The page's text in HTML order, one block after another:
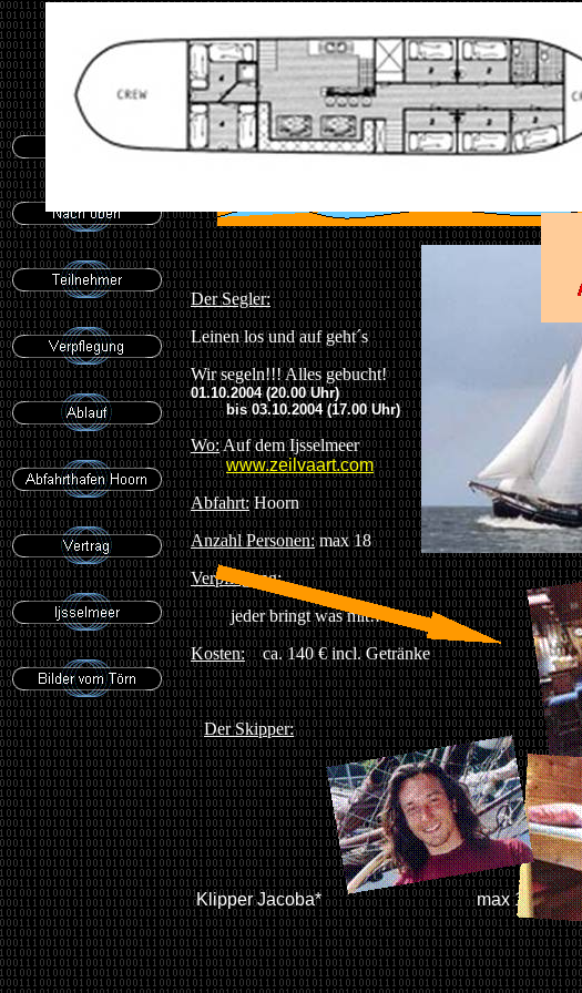
REwirPOWER
Der Segler:
Leinen los und auf geht´s
Wir segeln!!! Alles gebucht!
01.10.2004 (20.00 Uhr)
bis 03.10.2004 (17.00 Uhr)
Wo:Auf dem Ijsselmeer
www.zeilvaart.com
Abfahrt:Hoorn
Anzahl Personen:max 18
Verpflegung:
jeder bringt was mit!!
Kosten:ca. 140 € incl. Getränke
Der Skipper:
Klipper Jacoba*
max 18